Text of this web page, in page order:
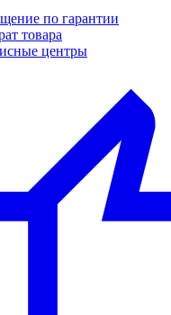
по гарантии
товара
центры